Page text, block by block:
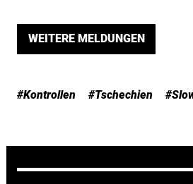
WEITERE MELDUNGEN
#Kontrollen #Tschechien